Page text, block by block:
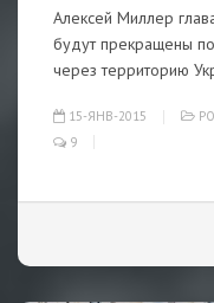
Алексей Миллер
будут прекращены
через территорию
15-ЯНВ-2015
9